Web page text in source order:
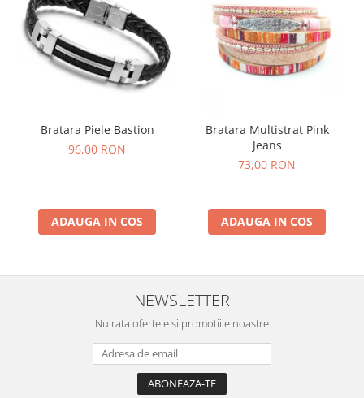
Bratara Piele Bastion
96,00 RON
ADAUGA IN COS
Bratara Multistrat Pink
Jeans
73,00 RON
ADAUGA IN COS
NEWSLETTER
Nu rata ofertele si promotiile noastre